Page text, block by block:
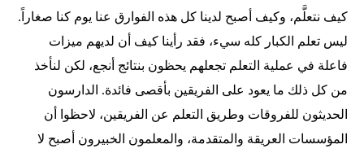
كيف نتعلَّم، وكيف أصبح لدينا كل هذه الفوارق عنا يوم كنا صغاراً.
ليس تعلم الكبار كله سيء، فقد رأينا كيف أن لديهم ميزات
فاعلة في عملية التعلم تجعلهم يحظون بنتائج أنجع، لكن لنأخذ
من كل ذلك ما يعود على الفريقين بأقصى فائدة. الدارسون
الحديثون للفروقات وطريق التعلم عن الفريقين، لاحظوا أن
المؤسسات العريقة والمتقدمة، والمعلمون الخبيرون أصبح لا